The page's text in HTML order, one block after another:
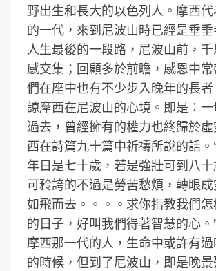
野出生和長大的以色列人。摩西
的一代，來到尼波山時已經是垂垂
人生最後的一段路，尼波山前，
感交集；回顧多於前瞻，感恩中
們在座中也有不少步入晚年的長
諒摩西在尼波山的心境。即是：
過去，曾經擁有的權力也終歸於
西在詩篇九十篇中祈禱所說的話
年日是七十歲，若是強壯可到八
可矝誇的不過是勞苦愁煩，轉眼
如飛而去。。。。求你指教我們
的日子，好叫我們得著智慧的心
摩西那一代的人，生命中或許有
的時候，但到了尼波山，即是晚景